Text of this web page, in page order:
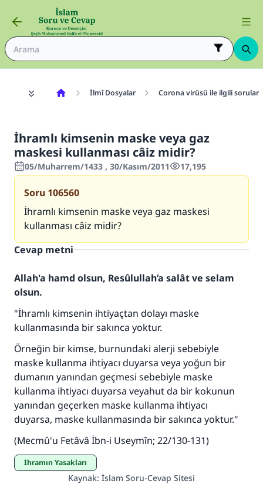
İlmî Dosyalar Corona virüsü ile ilgili sorular
İhramlı kimsenin maske veya gaz
maskesi kullanması câiz midir?
05/Muharrem/1433 , 30/Kasım/2011 17,195
Soru 106560
İhramlı kimsenin maske veya gaz maskesi
kullanması câiz midir?
Cevap metni
Allah'a hamd olsun, Resûlullah’a salât ve selam
olsun.
"İhramlı kimsenin ihtiyaçtan dolayı maske
kullanmasında bir sakınca yoktur.
Örneğin bir kimse, burnundaki alerji sebebiyle
maske kullanma ihtiyacı duyarsa veya yoğun bir
dumanın yanından geçmesi sebebiyle maske
kullanma ihtiyacı duyarsa veyahut da bir kokunun
yanından geçerken maske kullanma ihtiyacı
duyarsa, maske kullanmasında bir sakınca yoktur."
(Mecmû'u Fetâvâ İbn-i Useymîn; 22/130-131)
İhramın Yasakları
Kaynak: İslam Soru-Cevap Sitesi
110845 Nolu Cevap, bir evliliği
kurtardı.
Ümmete cevapları ulaştırmak için bizi destekle
Rasulullah ﷺ şöyle dedi:
Her kim bir hayra yol gösterirse , hayrı yapan
kişinin sevabı kadar ona sevap yazılır.
(MUSLIM 1893)